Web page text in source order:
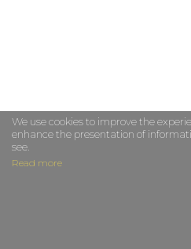
We use cookies to improve the
enhance the presentation of
see.
Read more